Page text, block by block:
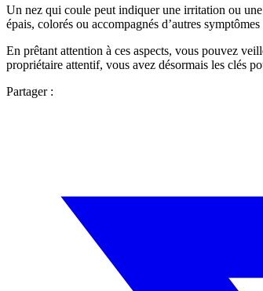
Un nez qui coule peut indiquer une irritation ou
épais, colorés ou accompagnés d’autres
En prêtant attention à ces aspects, vous pouvez
propriétaire attentif, vous avez désormais les clés
Partager :